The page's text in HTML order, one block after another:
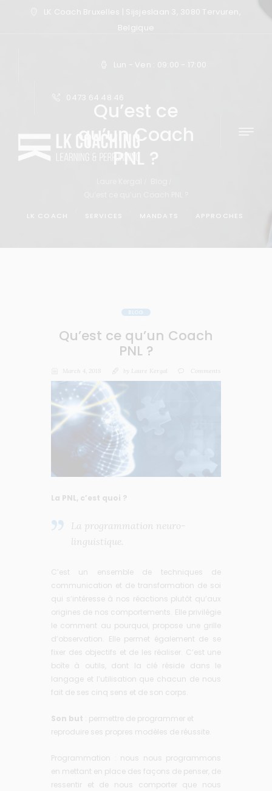
LK Coach Bruxelles | Sijsjeslaan 3, 3080 Tervuren,
Belgique
Lun - Ven : 09:00 - 17:00
0473 64 48 46
LK COACH SERVICES MANDATS APPROCHES
Qu’est ce
qu’un Coach
PNL ?
BLOG
Qu’est ce qu’un Coach
PNL ?
March 4, 2018 by Laure Kergal Comments
La PNL, c’est quoi ?
La programmation neuro-
linguistique.
C’est un ensemble de techniques de
communication et de transformation de soi
qui s’intéresse à nos réactions plutôt qu’aux
origines de nos comportements. Elle privilégie
le comment au pourquoi, propose une grille
d’observation. Elle permet également de se
fixer des objectifs et de les réaliser. C’est une
boîte à outils, dont la clé réside dans le
langage et l’utilisation que chacun de nous
fait de ses cinq sens et de son corps.
Son but : permettre de programmer et
reproduire ses propres modèles de réussite.
Programmation : nous nous programmons
en mettant en place des façons de penser, de
ressentir et de nous comporter que nous